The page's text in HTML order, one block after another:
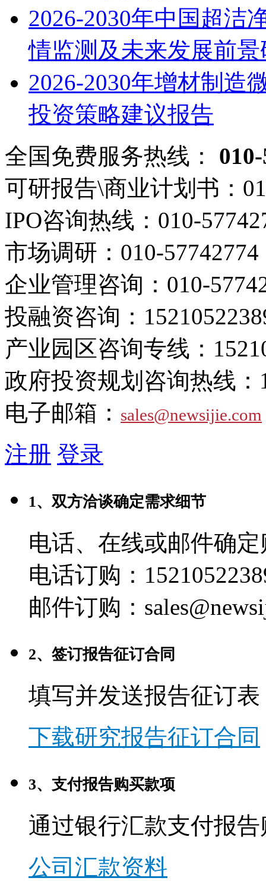
2026-2030年中国超洁
情监测及未来发展前
2026-2030年增材制造
投资策略建议报告
全国免费服务热线：
可研报告\商业计划书：
IPO咨询热线： 010-
市场调研： 010-57742774
企业管理咨询： 010-
投融资咨询：
产业园区咨询专线：
政府投资规划咨询热线：
电子邮箱： sales@newsijie.com
注册 登录
1、双方洽谈确定需求细节
电话、在线或邮件确
电话订购：
邮件订购：
2、签订报告征订合同
填写并发送报告征订表
下载研究报告征订合同
3、支付报告购买款项
通过银行汇款支付报
公司汇款资料